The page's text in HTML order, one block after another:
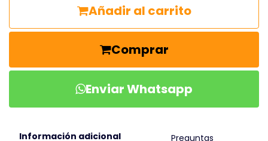
Añadir al carrito
Comprar
Enviar Whatsapp
Información adicional Preguntas